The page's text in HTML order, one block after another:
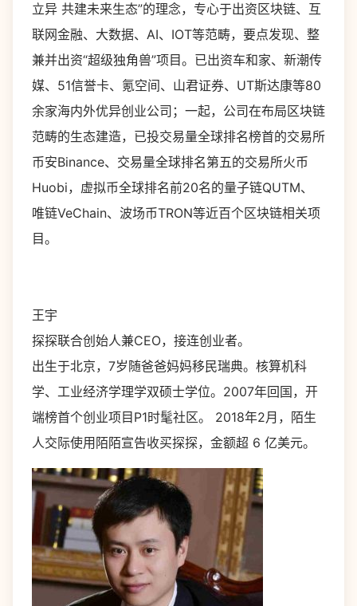
立异 共建未来生态”的理念，专心于出资区块链、互
联网金融、大数据、AI、IOT等范畴，要点发现、整
兼并出资“超级独角兽”项目。已出资车和家、新潮传
媒、51信誉卡、氪空间、山君证券、UT斯达康等80
余家海内外优异创业公司；一起，公司在布局区块链
范畴的生态建造，已投交易量全球排名榜首的交易所
币安Binance、交易量全球排名第五的交易所火币
Huobi，虚拟币全球排名前20名的量子链QUTM、
唯链VeChain、波场币TRON等近百个区块链相关项
目。
王宇
探探联合创始人兼CEO，接连创业者。
出生于北京，7岁随爸爸妈妈移民瑞典。核算机科
学、工业经济学理学双硕士学位。2007年回国，开
端榜首个创业项目P1时髦社区。 2018年2月，陌生
人交际使用陌陌宣告收买探探，金额超 6 亿美元。